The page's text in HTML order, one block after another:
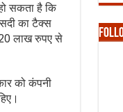
सकता है कि
का टैक्स
लाख रुपए से
को कंपनी